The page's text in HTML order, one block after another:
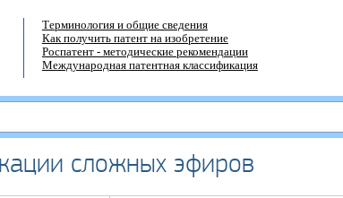
Терминология и общие сведения
Как получить патент на изобретение
Роспатент - методические рекомендации
Международная патентная классификация
сложных эфиров